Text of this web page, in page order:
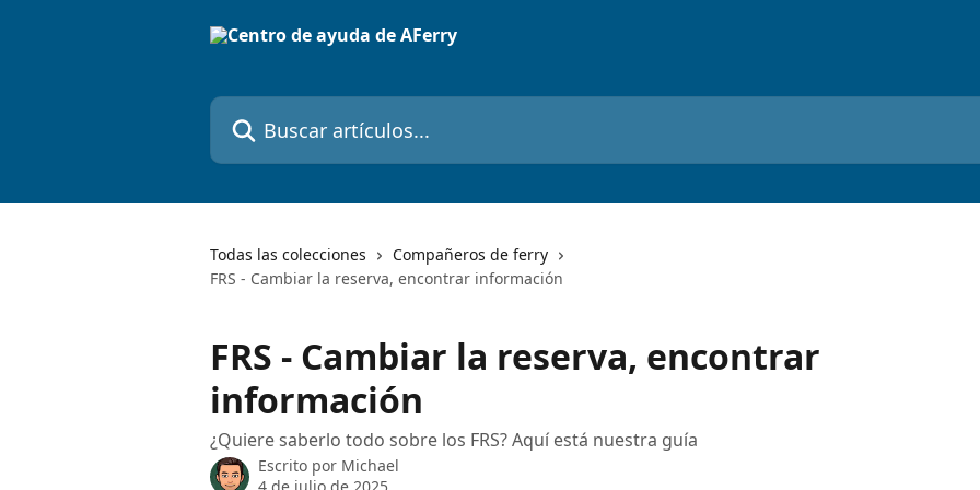
Buscar artículos...
Todas las colecciones
Compañeros de ferry
FRS - Cambiar la reserva, encontrar información
FRS - Cambiar la reserva, encontrar
información
¿Quiere saberlo todo sobre los FRS? Aquí está nuestra guía
Escrito por Michael